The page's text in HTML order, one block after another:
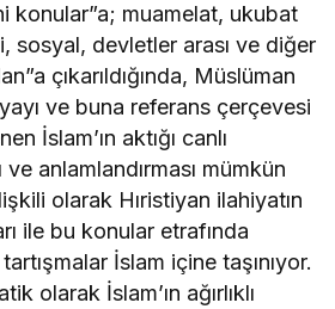
konular”a; muamelat, ukubat
sosyal, devletler arası ve diğer
çıkarıldığında, Müslüman
ve buna referans çerçevesi
İslam’ın aktığı canlı
ve anlamlandırması mümkün
olarak Hıristiyan ilahiyatın
ile bu konular etrafında
İslam içine taşınıyor.
olarak İslam’ın ağırlıklı